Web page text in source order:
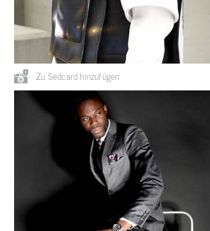
Zu Sedcard hinzufügen